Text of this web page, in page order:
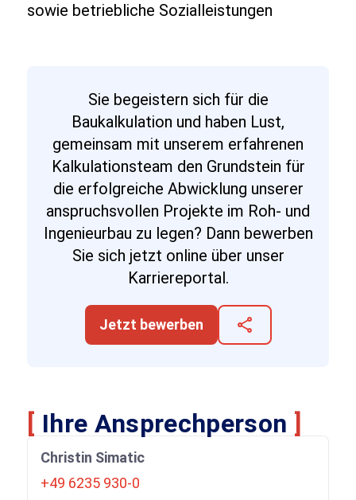
sowie betriebliche Sozialleistungen
Sie begeistern sich für die
Baukalkulation und haben Lust,
gemeinsam mit unserem erfahrenen
Kalkulationsteam den Grundstein für
die erfolgreiche Abwicklung unserer
anspruchsvollen Projekte im Roh- und
Ingenieurbau zu legen? Dann bewerben
Sie sich jetzt online über unser
Karriereportal.
Jetzt bewerben share
[ Ihre Ansprechperson ]
Christin Simatic
+49 6235 930-0